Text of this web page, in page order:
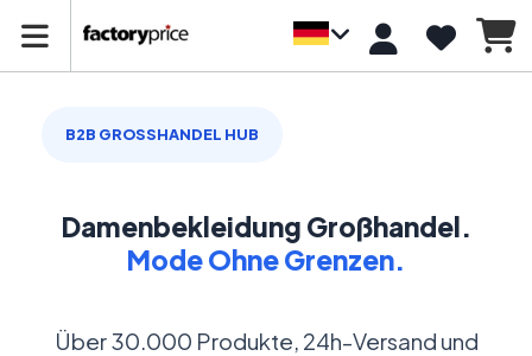
B2B GROSSHANDEL HUB
Damenbekleidung Großhandel.
Mode Ohne Grenzen.
Über 30.000 Produkte, 24h-Versand und